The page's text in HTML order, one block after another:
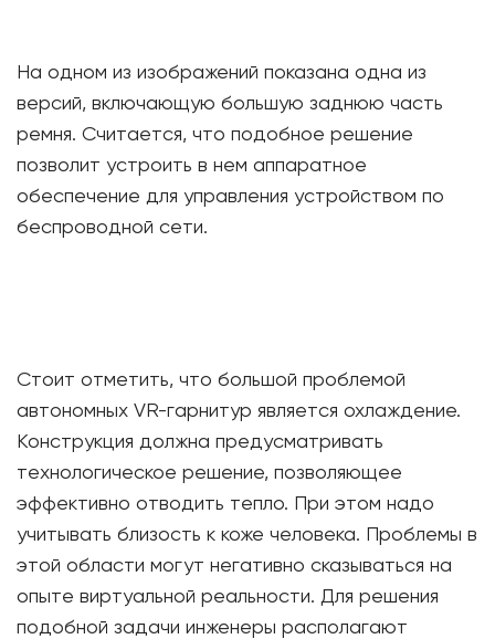
На одном из изображений показана одна из
версий, включающую большую заднюю часть
ремня. Считается, что подобное решение
позволит устроить в нем аппаратное
обеспечение для управления устройством по
беспроводной сети.
Стоит отметить, что большой проблемой
автономных VR-гарнитур является охлаждение.
Конструкция должна предусматривать
технологическое решение, позволяющее
эффективно отводить тепло. При этом надо
учитывать близость к коже человека. Проблемы в
этой области могут негативно сказываться на
опыте виртуальной реальности. Для решения
подобной задачи инженеры располагают